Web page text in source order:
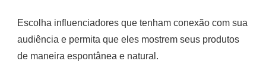
Escolha influenciadores que tenham conexão com sua
audiência e permita que eles mostrem seus produtos
de maneira espontânea e natural.